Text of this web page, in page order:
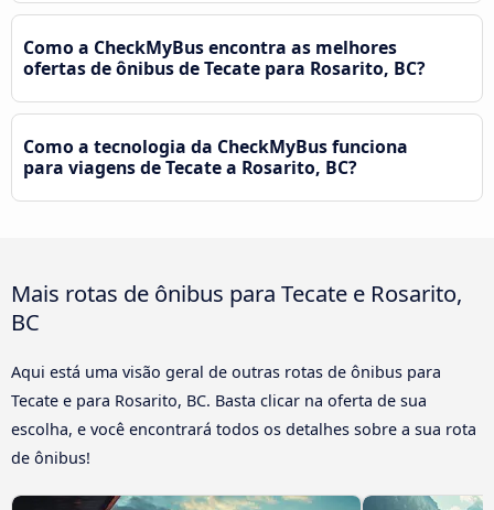
Como a CheckMyBus encontra as melhores
ofertas de ônibus de Tecate para Rosarito, BC?
Como a tecnologia da CheckMyBus funciona
para viagens de Tecate a Rosarito, BC?
Mais rotas de ônibus para Tecate e Rosarito,
BC
Aqui está uma visão geral de outras rotas de ônibus para
Tecate e para Rosarito, BC. Basta clicar na oferta de sua
escolha, e você encontrará todos os detalhes sobre a sua rota
de ônibus!